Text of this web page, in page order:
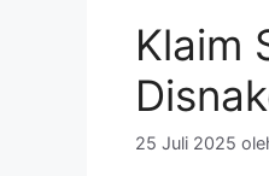
Klaim
25 Juli 2025